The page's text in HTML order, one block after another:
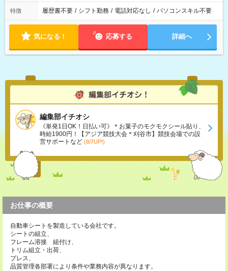
特徴 履歴書不要 / シフト勤務 / 電話対応なし / パソコンスキル不要
気になる！ 応募する 詳細へ
編集部イチオシ
《単発1日OK！日払い可》＊お菓子のモクモクシール貼り、
時給1900円！【アジア競技大会＊刈谷市】競技会場での設
営サポートなど (8/7UP!)
お仕事の概要
自動車シートを製造している会社です。
シートの組立、
フレーム溶接 組付け、
トリム組立・出荷、
プレス、
品質管理各部署により条件や業務内容が異なります。